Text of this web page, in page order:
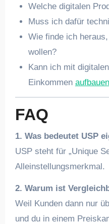
Welche digitalen
Muss ich dafür
Wie finde ich
wollen?
Kann ich mit
Einkommen aufbauen
FAQ
1. Was bedeutet USP
USP steht für „Unique
Alleinstellungsmerkmal.
2. Warum ist
Weil Kunden dann nur
und du in einem